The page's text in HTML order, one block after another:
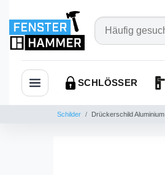
Navigation öffnen
SCHLÖSSER
Schilder Drückerschild